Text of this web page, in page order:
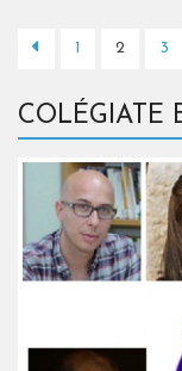
1 2 3
COLÉGIATE